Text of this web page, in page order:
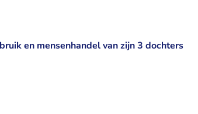
en mensenhandel van zijn 3 dochters